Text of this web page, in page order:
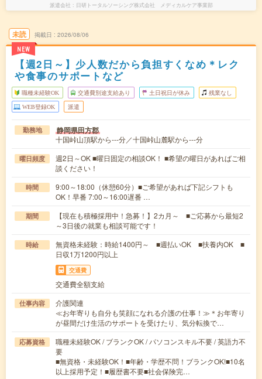
派遣会社 日研トータルソーシング株式会社 メディカルケア事業部
未読
NEW
掲載日 2026/08/06
【週2日～】少人数だから負担すくなめ＊レク
や食事のサポートなど
職種未経験OK 交通費別途支給あり 土日祝日が休み 残業なし
WEB登録OK 派遣
勤務地 静岡県田方郡
十国峠山頂駅から---分／十国峠山麓駅から---分
曜日頻度
週2日～OK ■曜日固定の相談OK！ ■希望の曜日があればご相
談ください！
時間
9:00～18:00（休憩60分）■ご希望があれば下記シフトも
OK！早番 7:00～16:00遅番 …
期間
【現在も積極採用中！急募！】2カ月～ ■ご応募から最短2
～3日後の就業も相談可能です！
時給
無資格未経験：時給1400円～ ■週払いOK ■扶養内OK ■
日収1万1200円以上
交通費
交通費全額支給
仕事内容
介護関連
≪お年寄りも自分も笑顔になれる介護の仕事！≫＊お年寄り
が昼間だけ生活のサポートを受けたり、気分転換で…
応募資格
職種未経験OK / ブランクOK / パソコンスキル不要 / 英語力不
要
■無資格・未経験OK！■年齢・学歴不問！ブランクOK!■10名
以上採用予定！■履歴書不要■社会保険完…